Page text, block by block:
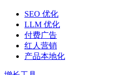
SEO 优化
LLM 优化
付费广告
红人营销
产品本地化